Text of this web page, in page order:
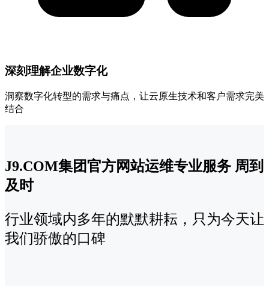
深刻理解企业数字化
洞察数字化转型的需求与痛点，让云原生技术和客户需求完美
结合
J9.COM集团官方网站运维专业服务 周到
及时
行业领域内多年的默默耕耘，只为今天让
我们骄傲的口碑